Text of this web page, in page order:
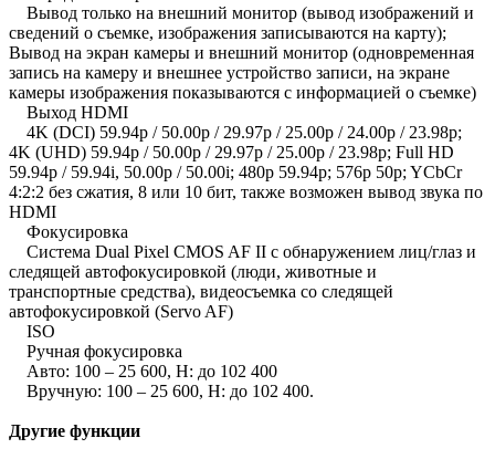
Вывод только на внешний монитор (вывод изображений и
сведений о съемке, изображения записываются на карту);
Вывод на экран камеры и внешний монитор (одновременная
запись на камеру и внешнее устройство записи, на экране
камеры изображения показываются с информацией о съемке)
Выход HDMI
4K (DCI) 59.94p / 50.00p / 29.97p / 25.00p / 24.00p / 23.98p;
4K (UHD) 59.94p / 50.00p / 29.97p / 25.00p / 23.98p; Full HD
59.94p / 59.94i, 50.00p / 50.00i; 480p 59.94p; 576p 50p; YCbCr
4:2:2 без сжатия, 8 или 10 бит, также возможен вывод звука по
HDMI
Фокусировка
Система Dual Pixel CMOS AF II с обнаружением лиц/глаз и
следящей автофокусировкой (люди, животные и
транспортные средства), видеосъемка со следящей
автофокусировкой (Servo AF)
ISO
Ручная фокусировка
Авто: 100 – 25 600, H: до 102 400
Вручную: 100 – 25 600, H: до 102 400.
Другие функции